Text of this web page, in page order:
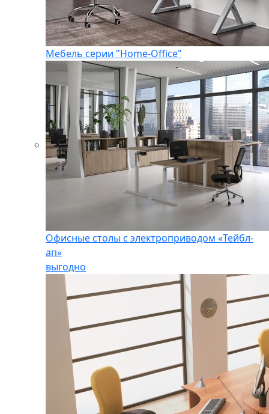
Мебель серии "Home-Office"
Офисные столы с электроприводом «Тейбл-
ап»
выгодно